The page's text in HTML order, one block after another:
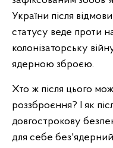
України після
статусу веде проти
колонізаторську
ядерною зброєю.
Хто ж після цього
роззброєння? І як
довгострокову
для себе